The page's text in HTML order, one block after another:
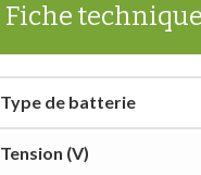
Fiche technique
Type de batterie
Tension (V)